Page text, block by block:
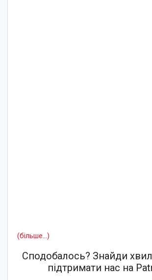
(більше…)
Сподобалось? Знайди
підтримати нас на